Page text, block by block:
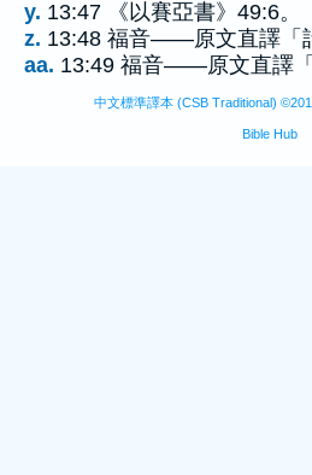
y. 13:47 《以賽亞書》49:6。
z. 13:48 福音——原文直譯「
aa. 13:49 福音——原文直譯「
中文標準譯本 (CSB Traditional)
Bible Hub